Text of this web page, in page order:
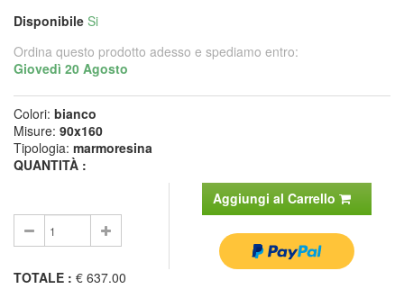
Disponibile Si
Ordina questo prodotto adesso e spediamo entro:
Giovedì 20 Agosto
Colori: bianco
Misure: 90x160
Tipologia: marmoresina
QUANTITÀ :
Aggiungi al Carrello
TOTALE : € 637.00